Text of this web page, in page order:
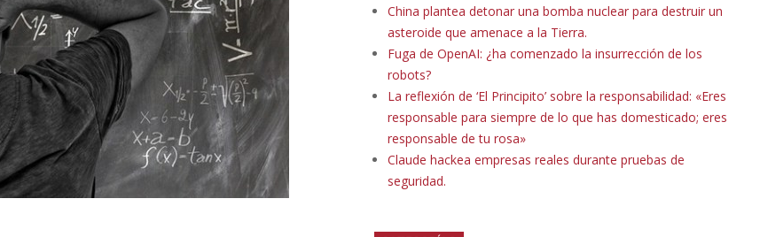
China plantea detonar una bomba nuclear para destruir un
asteroide que amenace a la Tierra.
Fuga de OpenAI: ¿ha comenzado la insurrección de los
robots?
La reflexión de ‘El Principito’ sobre la responsabilidad: «Eres
responsable para siempre de lo que has domesticado; eres
responsable de tu rosa»
Claude hackea empresas reales durante pruebas de
seguridad.